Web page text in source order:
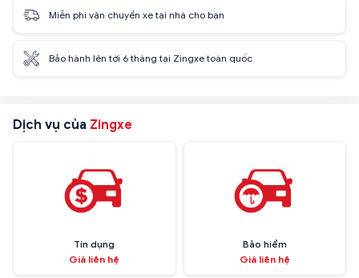
Miễn phí vận chuyển xe tại nhà cho bạn
Bảo hành lên tới 6 tháng tại Zingxe toàn quốc
Dịch vụ của Zingxe
Tín dụng
Giá liên hệ
Bảo hiểm
Giá liên hệ